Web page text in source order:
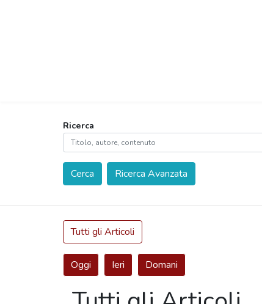
Ricerca
Cerca Ricerca Avanzata
Tutti gli Articoli
Oggi Ieri Domani